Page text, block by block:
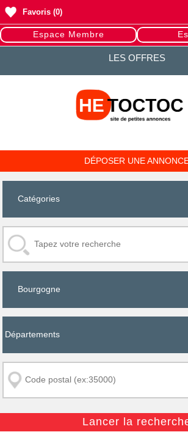
Espace Membre
Favoris (0)
LES OFFRES
DÉPOSER UNE